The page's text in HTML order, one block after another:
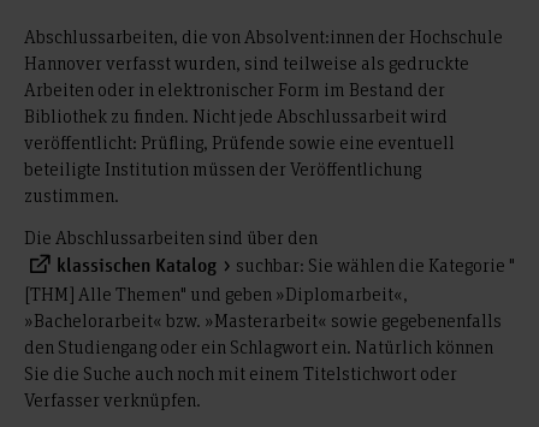
Abschlussarbeiten, die von Absolvent:innen der Hochschule
Hannover verfasst wurden, sind teilweise als gedruckte
Arbeiten oder in elektronischer Form im Bestand der
Bibliothek zu finden. Nicht jede Abschlussarbeit wird
veröffentlicht: Prüfling, Prüfende sowie eine eventuell
beteiligte Institution müssen der Veröffentlichung
zustimmen.
Die Abschlussarbeiten sind über den
klassischen Katalog
suchbar: Sie wählen die Kategorie "
[THM] Alle Themen" und geben »Diplomarbeit«,
»Bachelorarbeit« bzw. »Masterarbeit« sowie gegebenenfalls
den Studiengang oder ein Schlagwort ein. Natürlich können
Sie die Suche auch noch mit einem Titelstichwort oder
Verfasser verknüpfen.